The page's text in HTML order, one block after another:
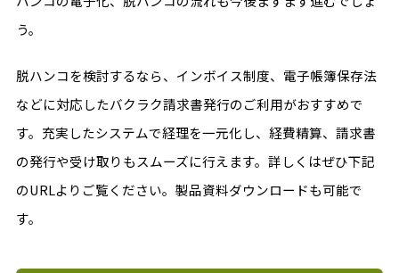
う。
脱ハンコを検討するなら、インボイス制度、電子帳簿保存法
などに対応したバクラク請求書発行のご利用がおすすめで
す。充実したシステムで経理を一元化し、経費精算、請求書
の発行や受け取りもスムーズに行えます。詳しくはぜひ下記
のURLよりご覧ください。製品資料ダウンロードも可能で
す。